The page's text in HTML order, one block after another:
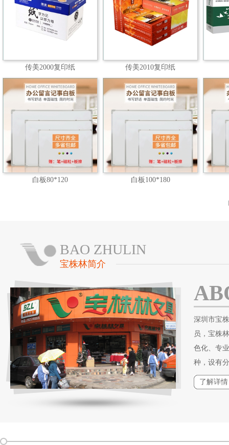
传美2000复印纸 传美2010复印纸
白板80*120 白板100*180
BAO ZHULIN
宝株林简介
深圳市宝
员，宝株
色化、专
种，设有
了解详情